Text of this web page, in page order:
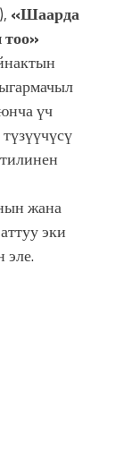
«Шаарда
үч
жана
аттуу эки